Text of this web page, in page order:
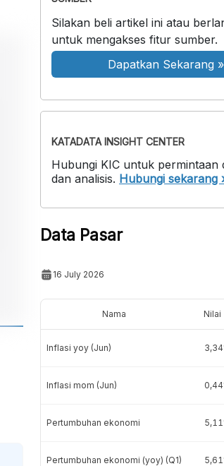
Silakan beli artikel ini atau
untuk mengakses fitur sumber.
Dapatkan Sekarang »
KATADATA INSIGHT CENTER
Hubungi KIC untuk permintaan
dan analisis. Hubungi sekarang
Data Pasar
16 July 2026
Nama Nilai
Inflasi yoy (Jun)
Inflasi mom (Jun)
Pertumbuhan ekonomi
Pertumbuhan ekonomi (yoy) (Q1)